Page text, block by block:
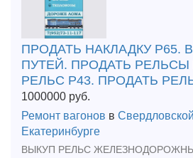
ПРОДАТЬ НАКЛАДКУ Р65.
ПУТЕЙ. ПРОДАТЬ РЕЛЬСЫ
РЕЛЬС Р43. ПРОДАТЬ
1000000 руб.
Ремонт вагонов в
Екатеринбурге